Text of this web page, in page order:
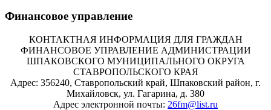
Финансовое управление
КОНТАКТНАЯ ИНФОРМАЦИЯ ДЛЯ ГРАЖДАН
ФИНАНСОВОЕ УПРАВЛЕНИЕ АДМИНИСТРАЦИИ
ШПАКОВСКОГО МУНИЦИПАЛЬНОГО ОКРУГА
СТАВРОПОЛЬСКОГО КРАЯ
Адрес: 356240, Ставропольский край, Шпаковский район, г.
Михайловск, ул. Гагарина, д. 380
Адрес электронной почты: 26fm@list.ru